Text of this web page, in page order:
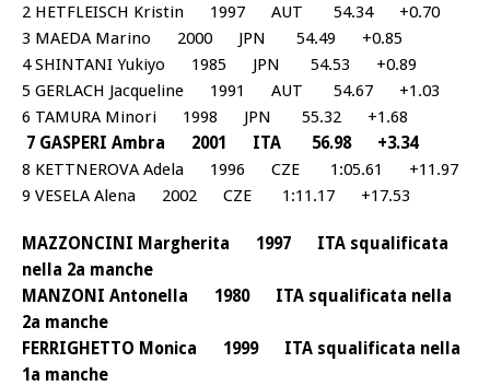
2 HETFLEISCH Kristin 1997 AUT 54.34 +0.70
3 MAEDA Marino 2000 JPN 54.49 +0.85
4 SHINTANI Yukiyo 1985 JPN 54.53 +0.89
5 GERLACH Jacqueline 1991 AUT 54.67 +1.03
6 TAMURA Minori 1998 JPN 55.32 +1.68
7 GASPERI Ambra 2001 ITA 56.98 +3.34
8 KETTNEROVA Adela 1996 CZE 1:05.61 +11.97
9 VESELA Alena 2002 CZE 1:11.17 +17.53
MAZZONCINI Margherita 1997 ITA squalificata
nella 2a manche
MANZONI Antonella 1980 ITA squalificata nella
2a manche
FERRIGHETTO Monica 1999 ITA squalificata nella
1a manche